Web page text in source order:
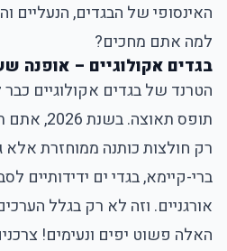
האינסופי של הבגדים, הנעליים
למה אתם מחכים?
בגדים אקולוגיים – אופנה
הטרנד של בגדים אקולוגיים
תופס
רק חולצות כותנה ממוחזרת אלא
ברי-קיימא, בגדי ים ידידותיים
אורגניים. וזה לא רק בגלל
האלה פשוט יפים ונעימים!